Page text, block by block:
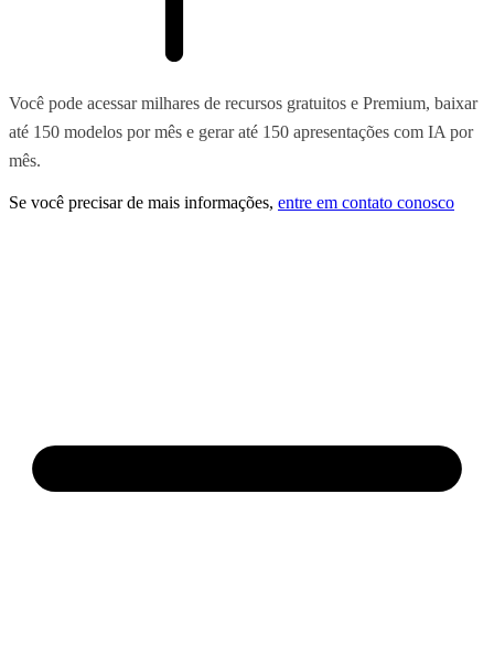
Você pode acessar milhares de recursos gratuitos e Premium, baixar
até 150 modelos por mês e gerar até 150 apresentações com IA por
mês.
Se você precisar de mais informações, entre em contato conosco